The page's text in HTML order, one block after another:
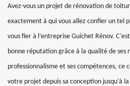
Avez-vous un projet de rénovation de
exactement à qui vous allez confier un tel
vous fier à l’entreprise Guichet Rénov.
bonne réputation grâce à la qualité de ses
professionnalisme et ses compétences, ce
votre projet depuis sa conception jusqu’à